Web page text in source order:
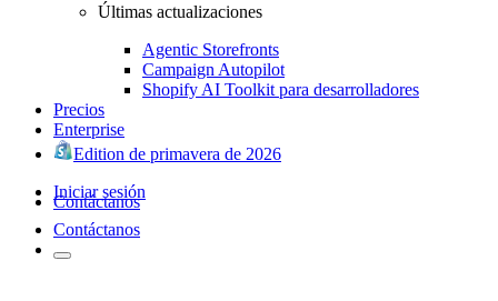
Últimas actualizaciones
Agentic Storefronts
Campaign Autopilot
Shopify AI Toolkit para desarrolladores
Precios
Enterprise
Edition de primavera de 2026
Iniciar sesión
Contáctanos
Contáctanos